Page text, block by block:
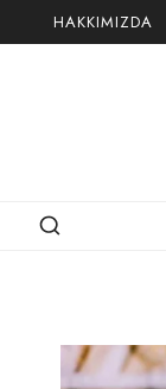
to
HAKKIMIZDA